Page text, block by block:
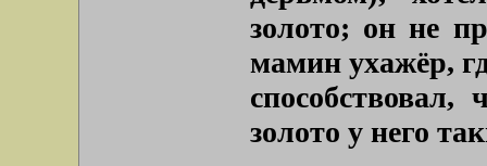
золото; он не
мамин ухажёр,
способствовал,
золото у него